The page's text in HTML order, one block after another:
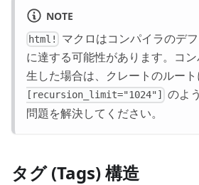
NOTE
html!
マクロはコンパイラのデ
に達する可能性があります。コ
生した場合は、クレートのルート
[recursion_limit="1024"]
のよ
問題を解決してください。
タグ (Tags) 構造